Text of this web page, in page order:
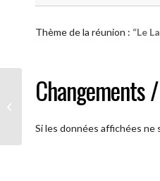
Thème de la réunion : “Le
Changements
Si les données affichées
AA Humilité (Le Langage Du